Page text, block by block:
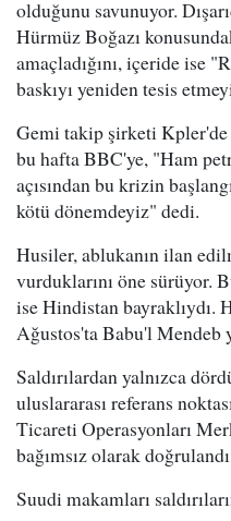
olduğunu savunuyor.
Hürmüz Boğazı
amaçladığını, içeride ise
baskıyı yeniden tesis
Gemi takip şirketi
bu hafta BBC'ye, "Ham
açısından bu krizin
kötü dönemdeyiz" dedi.
Husiler, ablukanın ilan
vurduklarını öne sürüyor.
ise Hindistan bayraklıydı.
Ağustos'ta Babu'l Mendeb
Saldırılardan yalnızca
uluslararası referans
Ticareti Operasyonları
bağımsız olarak
Suudi makamları